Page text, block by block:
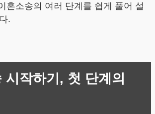
혼소송의 여러 단계를 쉽게 풀어 설
.
시작하기, 첫 단계의